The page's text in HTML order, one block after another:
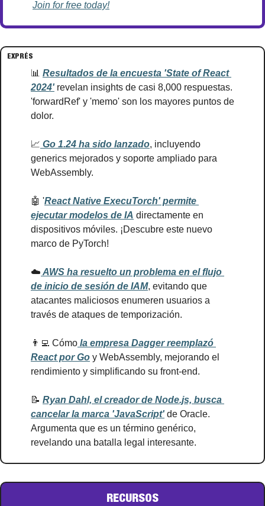
Join for free today!
EXPRÉS
📊 Resultados de la encuesta 'State of React
2024' revelan insights de casi 8,000 respuestas.
'forwardRef' y 'memo' son los mayores puntos de
dolor.
📈 Go 1.24 ha sido lanzado, incluyendo
generics mejorados y soporte ampliado para
WebAssembly.
🤖 'React Native ExecuTorch' permite
ejecutar modelos de IA directamente en
dispositivos móviles. ¡Descubre este nuevo
marco de PyTorch!
☁️ AWS ha resuelto un problema en el flujo
de inicio de sesión de IAM, evitando que
atacantes maliciosos enumeren usuarios a
través de ataques de temporización.
👨‍💻 Cómo la empresa Dagger reemplazó
React por Go y WebAssembly, mejorando el
rendimiento y simplificando su front-end.
📝 Ryan Dahl, el creador de Node.js, busca
cancelar la marca 'JavaScript' de Oracle.
Argumenta que es un término genérico,
revelando una batalla legal interesante.
RECURSOS